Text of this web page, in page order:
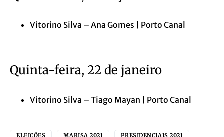
Vitorino Silva – Ana Gomes | Porto Canal
Quinta-feira, 22 de janeiro
Vitorino Silva – Tiago Mayan | Porto Canal
ELEIÇÕES MARISA 2021 PRESIDENCIAIS 2021